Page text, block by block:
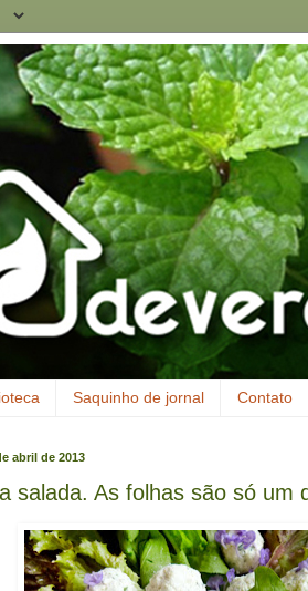
Saquinho de jornal Contato
abril de 2013
salada. As folhas são só um